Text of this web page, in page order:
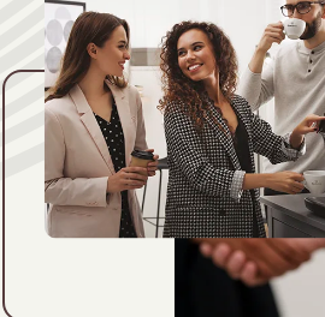
NESPRESSO
СТАНДАРТ
DOLCE GUSTO
СТАНДАРТ